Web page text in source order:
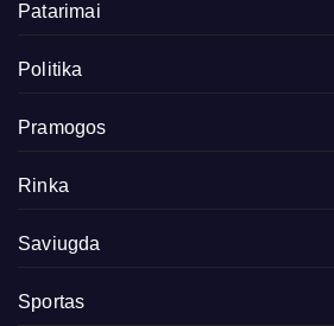
Patarimai
Politika
Pramogos
Rinka
Saviugda
Sportas